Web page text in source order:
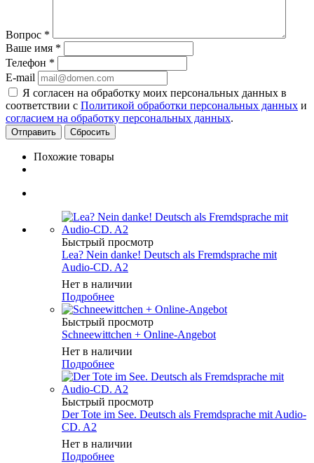
Вопрос *
Ваше имя *
Телефон *
E-mail
Я согласен на обработку моих персональных данных в
соответствии с Политикой обработки персональных данных и
согласием на обработку персональных данных.
Сбросить
Похожие товары
Быстрый просмотр
Lea? Nein danke! Deutsch als Fremdsprache mit
Audio-CD. A2
Нет в наличии
Подробнее
Быстрый просмотр
Schneewittchen + Online-Angebot
Нет в наличии
Подробнее
Быстрый просмотр
Der Tote im See. Deutsch als Fremdsprache mit Audio-
CD. A2
Нет в наличии
Подробнее